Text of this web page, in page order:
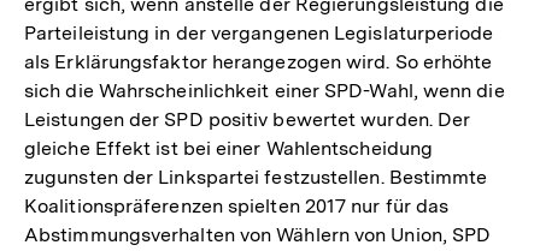
Parteileistung in der vergangenen Legislaturperiode
als Erklärungsfaktor herangezogen wird. So erhöhte
sich die Wahrscheinlichkeit einer SPD-Wahl, wenn die
Leistungen der SPD positiv bewertet wurden. Der
gleiche Effekt ist bei einer Wahlentscheidung
zugunsten der Linkspartei festzustellen. Bestimmte
Koalitionspräferenzen spielten 2017 nur für das
Abstimmungsverhalten von Wählern von Union, SPD